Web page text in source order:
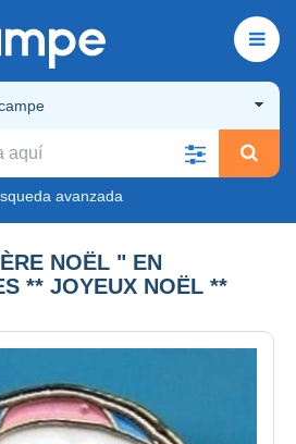
avanzada
NOËL " EN
** JOYEUX NOËL **